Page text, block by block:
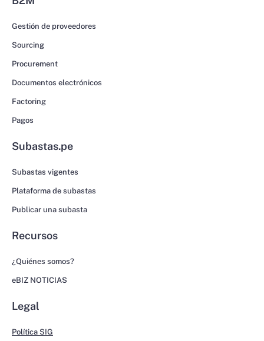
Gestión de proveedores
Sourcing
Procurement
Documentos electrónicos
Factoring
Pagos
Subastas.pe
Subastas vigentes
Plataforma de subastas
Publicar una subasta
Recursos
¿Quiénes somos?
eBIZ NOTICIAS
Legal
Política SIG